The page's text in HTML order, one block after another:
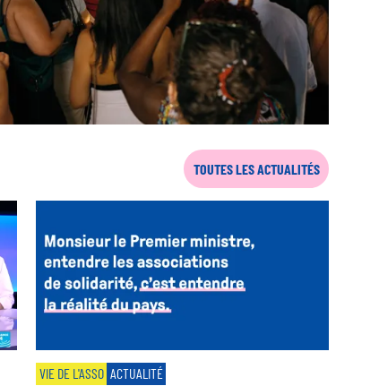
TOUTES LES ACTUALITÉS
VIE DE L'ASSO ACTUALITÉ